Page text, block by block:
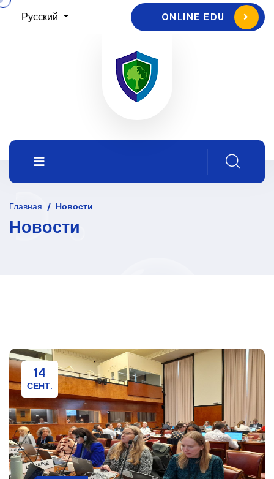
Русский ONLINE EDU
Главная / Новости
Новости
14
СЕНТ.